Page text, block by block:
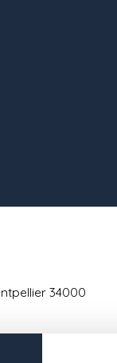
34000